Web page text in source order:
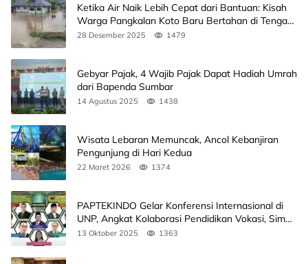
Ketika Air Naik Lebih Cepat dari Bantuan: Kisah
Warga Pangkalan Koto Baru Bertahan di Tengah
Banjir
28 Desember 2025 1479
Gebyar Pajak, 4 Wajib Pajak Dapat Hadiah Umrah
dari Bapenda Sumbar
14 Agustus 2025 1438
Wisata Lebaran Memuncak, Ancol Kebanjiran
Pengunjung di Hari Kedua
22 Maret 2026 1374
PAPTEKINDO Gelar Konferensi Internasional di
UNP, Angkat Kolaborasi Pendidikan Vokasi, Simak
Agendanya
13 Oktober 2025 1363